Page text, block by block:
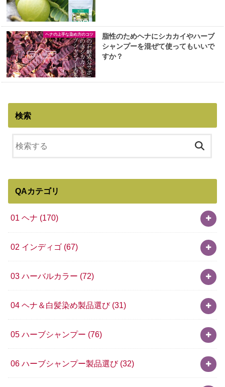
ヘナの上手な染め方のコツ
脂性のためヘナにシカカイやハーブ
シャンプーを混ぜて使ってもいいで
すか？
検索
QAカテゴリ
01 ヘナ (170)
02 インディゴ (67)
03 ハーバルカラー (72)
04 ヘナ＆白髪染め製品選び (31)
05 ハーブシャンプー (76)
06 ハーブシャンプー製品選び (32)